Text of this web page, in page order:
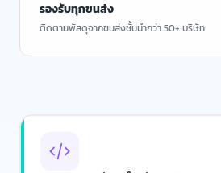
รองรับทุกขนส่ง
ติดตามพัสดุจากขนส่งชั้นนำกว่า 50+ บริษัท